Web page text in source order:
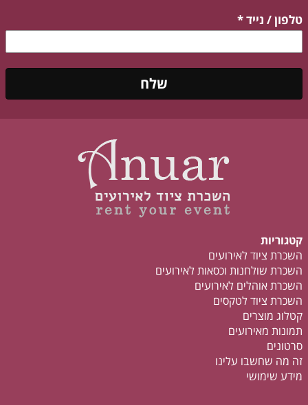
טלפון / נייד*
שלח
קטגוריות
השכרת ציוד לאירועים
השכרת שולחנות וכסאות לאירועים
השכרת אוהלים לאירועים
השכרת ציוד לטקסים
קטלוג מוצרים
תמונות מאירועים
סרטונים
זה מה שחשבו עלינו
מידע שימושי